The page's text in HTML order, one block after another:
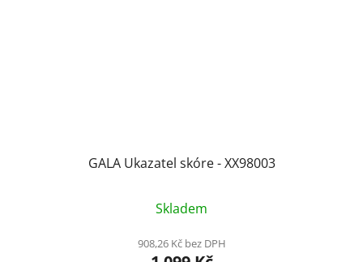
GALA Ukazatel skóre - XX98003
hodnocení
produktu
Skladem
908,26 Kč bez DPH